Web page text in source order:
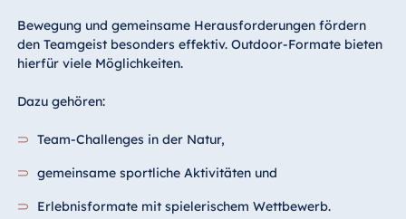
Bewegung und gemeinsame Herausforderungen fördern
den Teamgeist besonders effektiv. Outdoor-Formate bieten
hierfür viele Möglichkeiten.
Dazu gehören:
Team-Challenges in der Natur,
gemeinsame sportliche Aktivitäten und
Erlebnisformate mit spielerischem Wettbewerb.